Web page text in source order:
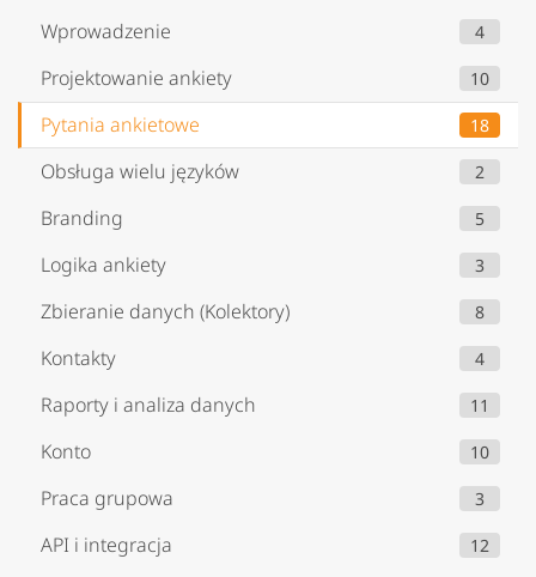
Wprowadzenie 4
Projektowanie ankiety 10
Pytania ankietowe 18
Obsługa wielu języków 2
Branding 5
Logika ankiety 3
Zbieranie danych (Kolektory) 8
Kontakty 4
Raporty i analiza danych 11
Konto 10
Praca grupowa 3
API i integracja 12